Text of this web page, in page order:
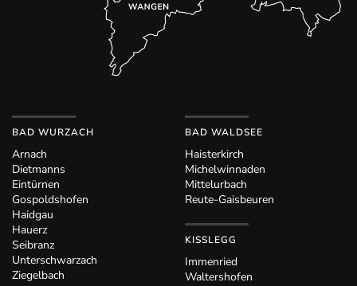
BAD WURZACH
Arnach
Dietmanns
Eintürnen
Gospoldshofen
Haidgau
Hauerz
Seibranz
Unterschwarzach
Ziegelbach
BAD WALDSEE
Haisterkirch
Michelwinnaden
Mittelurbach
Reute-Gaisbeuren
KISSLEGG
Immenried
Waltershofen